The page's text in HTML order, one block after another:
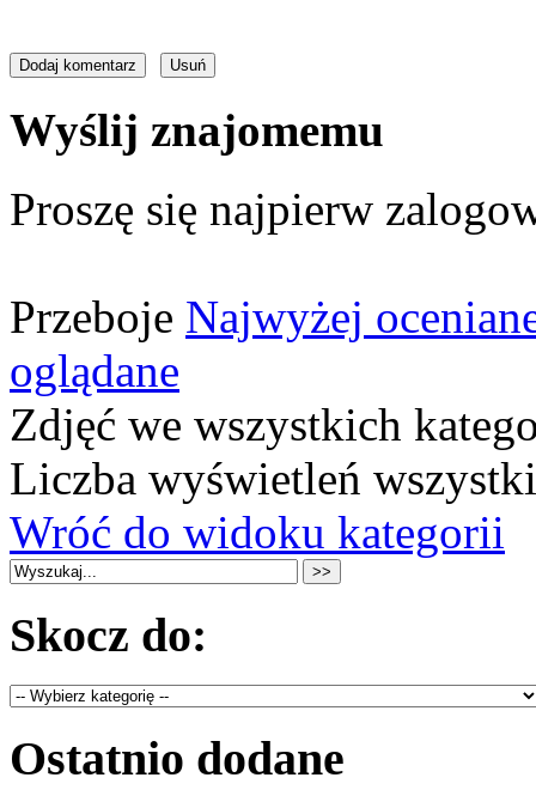
Wyślij znajomemu
Proszę się najpierw
Przeboje Najwyżej
oglądane
Zdjęć we wszystkich
Liczba wyświetleń
Wróć do widoku kategorii
Skocz do:
Ostatnio dodane